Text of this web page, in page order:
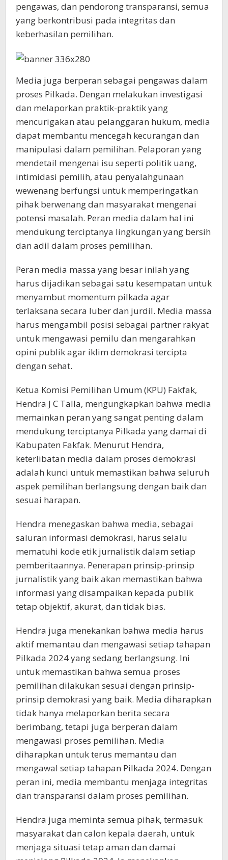
pengawas, dan pendorong transparansi, semua
yang berkontribusi pada integritas dan
keberhasilan pemilihan.
Media juga berperan sebagai pengawas dalam
proses Pilkada. Dengan melakukan investigasi
dan melaporkan praktik-praktik yang
mencurigakan atau pelanggaran hukum, media
dapat membantu mencegah kecurangan dan
manipulasi dalam pemilihan. Pelaporan yang
mendetail mengenai isu seperti politik uang,
intimidasi pemilih, atau penyalahgunaan
wewenang berfungsi untuk memperingatkan
pihak berwenang dan masyarakat mengenai
potensi masalah. Peran media dalam hal ini
mendukung terciptanya lingkungan yang bersih
dan adil dalam proses pemilihan.
Peran media massa yang besar inilah yang
harus dijadikan sebagai satu kesempatan untuk
menyambut momentum pilkada agar
terlaksana secara luber dan jurdil. Media massa
harus mengambil posisi sebagai partner rakyat
untuk mengawasi pemilu dan mengarahkan
opini publik agar iklim demokrasi tercipta
dengan sehat.
Ketua Komisi Pemilihan Umum (KPU) Fakfak,
Hendra J C Talla, mengungkapkan bahwa media
memainkan peran yang sangat penting dalam
mendukung terciptanya Pilkada yang damai di
Kabupaten Fakfak. Menurut Hendra,
keterlibatan media dalam proses demokrasi
adalah kunci untuk memastikan bahwa seluruh
aspek pemilihan berlangsung dengan baik dan
sesuai harapan.
Hendra menegaskan bahwa media, sebagai
saluran informasi demokrasi, harus selalu
mematuhi kode etik jurnalistik dalam setiap
pemberitaannya. Penerapan prinsip-prinsip
jurnalistik yang baik akan memastikan bahwa
informasi yang disampaikan kepada publik
tetap objektif, akurat, dan tidak bias.
Hendra juga menekankan bahwa media harus
aktif memantau dan mengawasi setiap tahapan
Pilkada 2024 yang sedang berlangsung. Ini
untuk memastikan bahwa semua proses
pemilihan dilakukan sesuai dengan prinsip-
prinsip demokrasi yang baik. Media diharapkan
tidak hanya melaporkan berita secara
berimbang, tetapi juga berperan dalam
mengawasi proses pemilihan. Media
diharapkan untuk terus memantau dan
mengawal setiap tahapan Pilkada 2024. Dengan
peran ini, media membantu menjaga integritas
dan transparansi dalam proses pemilihan.
Hendra juga meminta semua pihak, termasuk
masyarakat dan calon kepala daerah, untuk
menjaga situasi tetap aman dan damai